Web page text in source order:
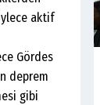
aktif
Gördes
deprem
gibi